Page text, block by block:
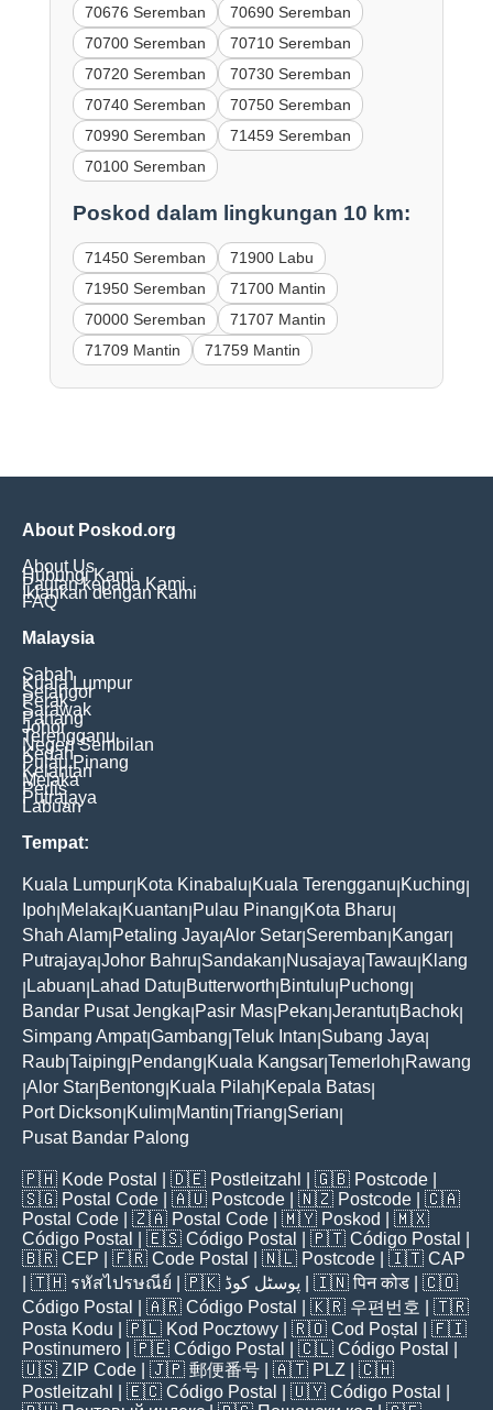
70676 Seremban
70690 Seremban
70700 Seremban
70710 Seremban
70720 Seremban
70730 Seremban
70740 Seremban
70750 Seremban
70990 Seremban
71459 Seremban
70100 Seremban
Poskod dalam lingkungan 10 km:
71450 Seremban
71900 Labu
71950 Seremban
71700 Mantin
70000 Seremban
71707 Mantin
71709 Mantin
71759 Mantin
About Poskod.org
About Us
Hubungi Kami
Pautan kepada Kami
Iklankan dengan Kami
FAQ
Malaysia
Sabah
Kuala Lumpur
Selangor
Perak
Sarawak
Pahang
Johor
Terengganu
Negeri Sembilan
Kedah
Pulau Pinang
Kelantan
Melaka
Perlis
Putrajaya
Labuan
Tempat:
Kuala Lumpur Kota Kinabalu Kuala Terengganu Kuching
Ipoh Melaka Kuantan Pulau Pinang Kota Bharu
Shah Alam Petaling Jaya Alor Setar Seremban Kangar
Putrajaya Johor Bahru Sandakan Nusajaya Tawau Klang
Labuan Lahad Datu Butterworth Bintulu Puchong
Bandar Pusat Jengka Pasir Mas Pekan Jerantut| Bachok
Simpang Ampat|Gambang Teluk Intan Subang Jaya
Raub Taiping Pendang Kuala Kangsar Temerloh Rawang
Alor Star Bentong Kuala Pilah Kepala Batas
Port Dickson Kulim Mantin Triang Serian
Pusat Bandar Palong
🇵🇭 Kode Postal | 🇩🇪 Postleitzahl | 🇬🇧 Postcode
🇸🇬 Postal Code | 🇦🇺 Postcode | 🇳🇿 Postcode | 🇨🇦
Postal Code | 🇿🇦 Postal Code | 🇲🇾 Poskod
| 🇲🇽
Código Postal
| 🇪🇸 Código Postal | 🇵🇹 Código Postal
🇧🇷 CEP | 🇫🇷 Code Postal | 🇳🇱 Postcode | 🇮🇹 CAP
| 🇹🇭 รหัสไปรษณีย์ | 🇵🇰 پوسٹل کوڈ | 🇮🇳पिन कोड | 🇨🇴
Código Postal
| 🇦🇷 Código Postal | 🇰🇷 우편번호
| 🇹🇷
Posta Kodu | 🇵🇱 Kod Pocztowy | 🇷🇴 Cod Poștal
| 🇫🇮
Postinumero | 🇵🇪 Código Postal | 🇨🇱 Código Postal
🇺🇸 ZIP Code | 🇯🇵 郵便番号 | 🇦🇹 PLZ | 🇨🇭
Postleitzahl
| 🇪🇨 Código Postal | 🇺🇾 Código Postal